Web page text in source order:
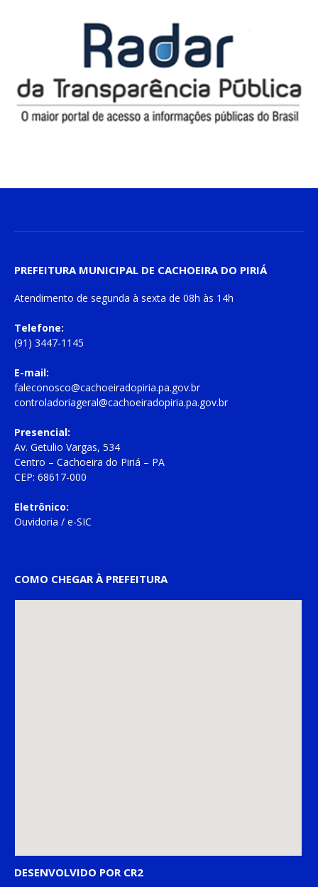
PREFEITURA MUNICIPAL DE CACHOEIRA DO PIRIÁ
Atendimento de segunda à sexta de 08h às 14h
Telefone:
(91) 3447-1145
E-mail:
faleconosco@cachoeiradopiria.pa.gov.br
controladoriageral@cachoeiradopiria.pa.gov.br
Presencial:
Av. Getulio Vargas, 534
Centro – Cachoeira do Piriá – PA
CEP: 68617-000
Eletrônico:
Ouvidoria / e-SIC
COMO CHEGAR À PREFEITURA
DESENVOLVIDO POR CR2